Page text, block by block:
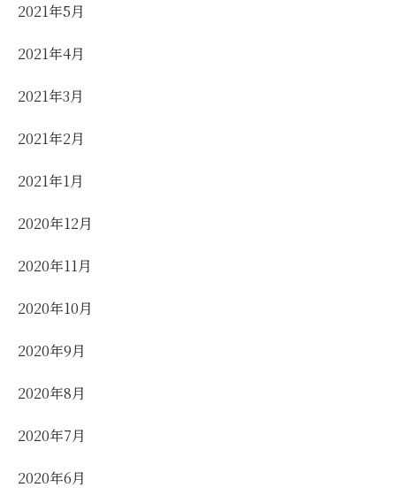
2021年5月
2021年4月
2021年3月
2021年2月
2021年1月
2020年12月
2020年11月
2020年10月
2020年9月
2020年8月
2020年7月
2020年6月